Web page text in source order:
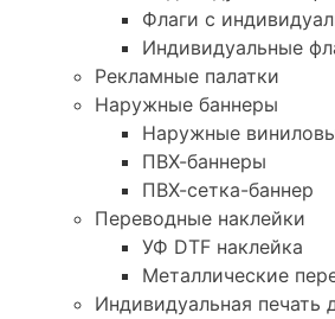
Флаги с
Индивидуальные
Рекламные палатки
Наружные баннеры
Наружные
ПВХ-баннеры
ПВХ-сетка-баннер
Переводные наклейки
УФ DTF наклейка
Металлические
Индивидуальная печать